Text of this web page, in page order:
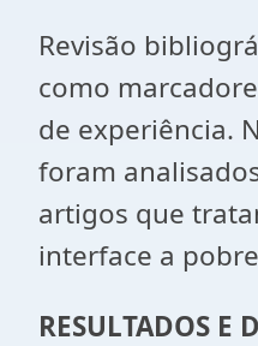
Revisão
como
de experiência.
foram
artigos que
interface a
RESULTADOS E